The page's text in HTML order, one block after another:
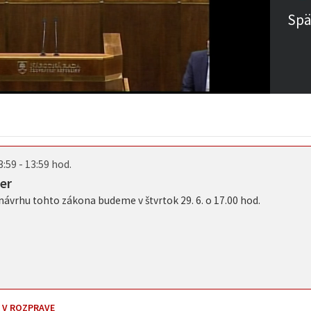
- 13:59 hod.
tohto zákona budeme v štvrtok 29. 6. o 17.00 hod.
ROZPRAVE